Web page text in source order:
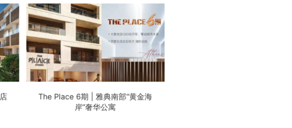
The Place 6期 | 雅典南部“黄金海
岸”奢华公寓